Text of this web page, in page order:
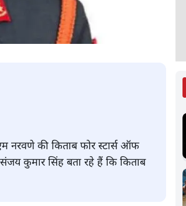
नरवणे की किताब फोर स्टार्स ऑफ
कुमार सिंह बता रहे हैं कि किताब